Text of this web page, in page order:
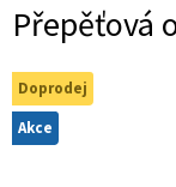
Přepěťová
Doprodej
Akce